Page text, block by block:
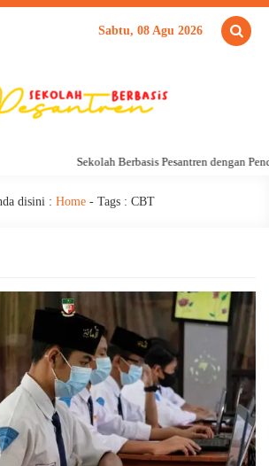
Sabtu, 08 Agu 2026
Sekolah Berbasis Pesantren dengan
disini : Home- Tags : CBT